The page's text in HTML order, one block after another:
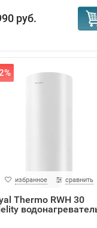
руб.
избранное сравнить
Thermo RWH 30